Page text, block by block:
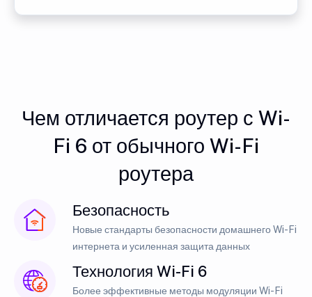
Чем отличается роутер с Wi-
Fi 6 от обычного Wi-Fi
роутера
Безопасность
Новые стандарты безопасности домашнего Wi-Fi
интернета и усиленная защита данных
Технология Wi-Fi 6
Более эффективные методы модуляции Wi-Fi